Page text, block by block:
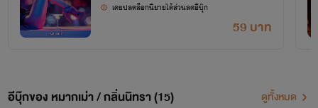
59 บาท
เคยปลดล็อกนิยายได้ส่วนลดอีบุ๊ก
อีบุ๊กของ หมากเม่า / กลิ่นนิทรา (15) ดูทั้งหมด